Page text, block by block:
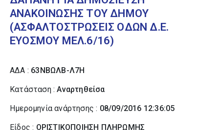
ΑΝΑΚΟΙΝΩΣΗΣ ΤΟΥ ΔΗΜΟΥ
(ΑΣΦΑΛΤΟΣΤΡΩΣΕΙΣ ΟΔΩΝ Δ.Ε.
ΕΥΟΣΜΟΥ ΜΕΛ.6/16)
ΑΔΑ : 63ΝΒΩΛΒ-Λ7Η
Κατάσταση :Αναρτηθείσα
Ημερομηνία ανάρτησης : 08/09/2016 12:36:05
Είδος : ΟΡΙΣΤΙΚΟΠΟΙΗΣΗ ΠΛΗΡΩΜΗΣ